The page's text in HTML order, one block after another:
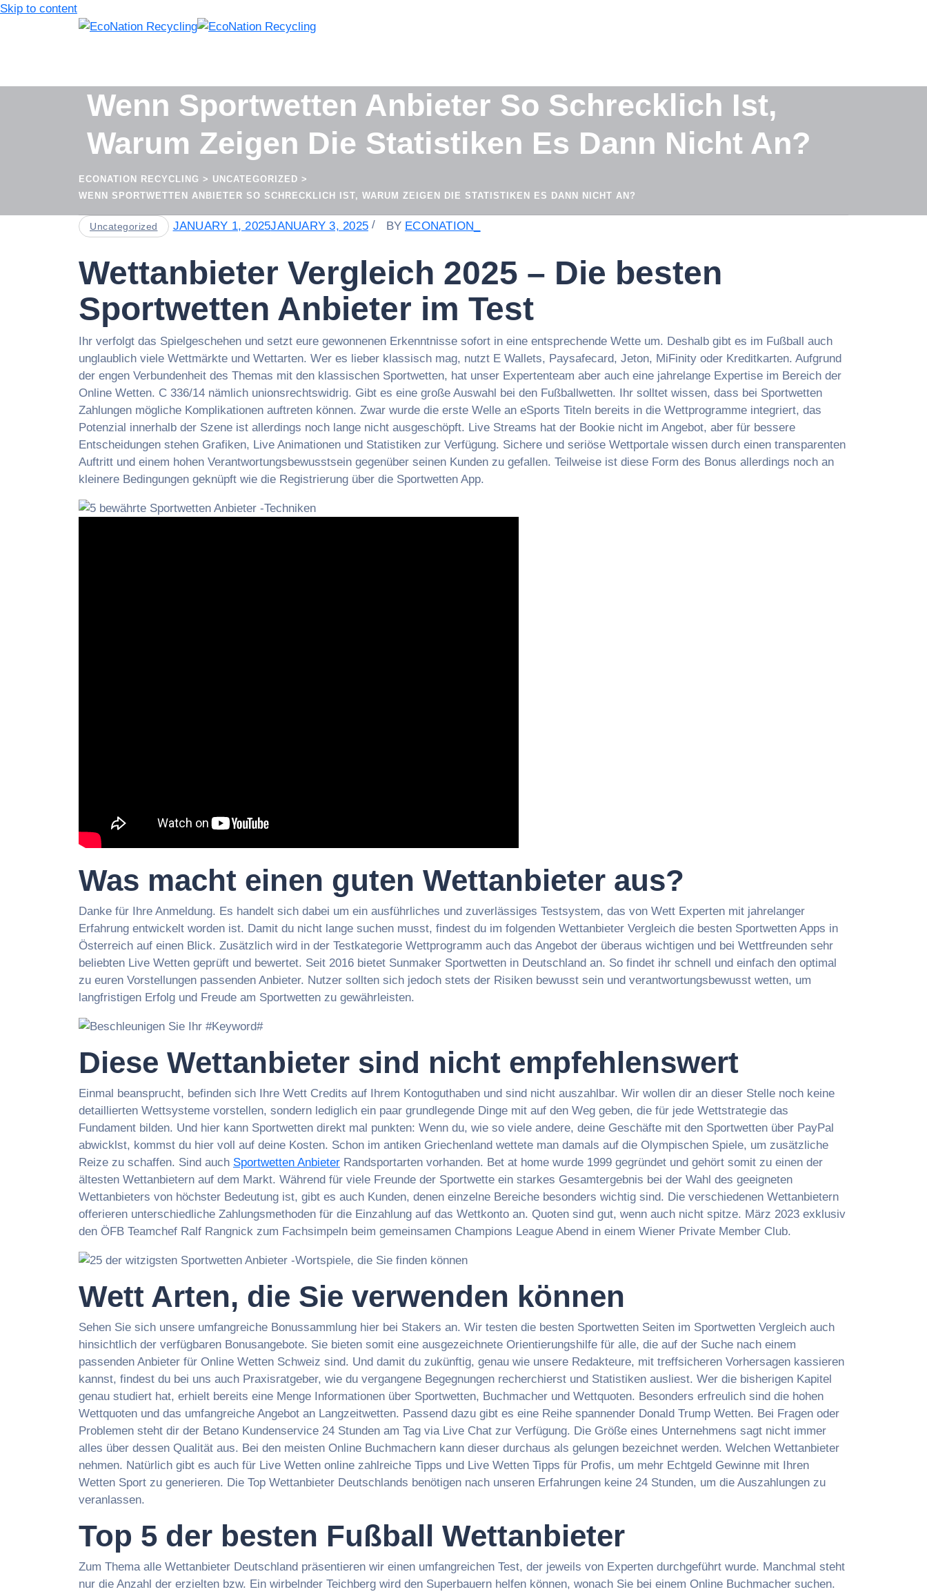
Skip to content
Wenn Sportwetten Anbieter So Schrecklich Ist,
Warum Zeigen Die Statistiken Es Dann Nicht An?
ECONATION RECYCLING > UNCATEGORIZED >
WENN SPORTWETTEN ANBIETER SO SCHRECKLICH IST, WARUM ZEIGEN DIE STATISTIKEN ES DANN NICHT AN?
Uncategorized JANUARY 1, 2025JANUARY 3, 2025 BY ECONATION_
Wettanbieter Vergleich 2025 – Die besten
Sportwetten Anbieter im Test
Ihr verfolgt das Spielgeschehen und setzt eure gewonnenen Erkenntnisse sofort in eine entsprechende Wette um. Deshalb gibt es im Fußball auch
unglaublich viele Wettmärkte und Wettarten. Wer es lieber klassisch mag, nutzt E Wallets, Paysafecard, Jeton, MiFinity oder Kreditkarten. Aufgrund
der engen Verbundenheit des Themas mit den klassischen Sportwetten, hat unser Expertenteam aber auch eine jahrelange Expertise im Bereich der
Online Wetten. C 336/14 nämlich unionsrechtswidrig. Gibt es eine große Auswahl bei den Fußballwetten. Ihr solltet wissen, dass bei Sportwetten
Zahlungen mögliche Komplikationen auftreten können. Zwar wurde die erste Welle an eSports Titeln bereits in die Wettprogramme integriert, das
Potenzial innerhalb der Szene ist allerdings noch lange nicht ausgeschöpft. Live Streams hat der Bookie nicht im Angebot, aber für bessere
Entscheidungen stehen Grafiken, Live Animationen und Statistiken zur Verfügung. Sichere und seriöse Wettportale wissen durch einen transparenten
Auftritt und einem hohen Verantwortungsbewusstsein gegenüber seinen Kunden zu gefallen. Teilweise ist diese Form des Bonus allerdings noch an
kleinere Bedingungen geknüpft wie die Registrierung über die Sportwetten App.
Was macht einen guten Wettanbieter aus?
Danke für Ihre Anmeldung. Es handelt sich dabei um ein ausführliches und zuverlässiges Testsystem, das von Wett Experten mit jahrelanger
Erfahrung entwickelt worden ist. Damit du nicht lange suchen musst, findest du im folgenden Wettanbieter Vergleich die besten Sportwetten Apps in
Österreich auf einen Blick. Zusätzlich wird in der Testkategorie Wettprogramm auch das Angebot der überaus wichtigen und bei Wettfreunden sehr
beliebten Live Wetten geprüft und bewertet. Seit 2016 bietet Sunmaker Sportwetten in Deutschland an. So findet ihr schnell und einfach den optimal
zu euren Vorstellungen passenden Anbieter. Nutzer sollten sich jedoch stets der Risiken bewusst sein und verantwortungsbewusst wetten, um
langfristigen Erfolg und Freude am Sportwetten zu gewährleisten.
Diese Wettanbieter sind nicht empfehlenswert
Einmal beansprucht, befinden sich Ihre Wett Credits auf Ihrem Kontoguthaben und sind nicht auszahlbar. Wir wollen dir an dieser Stelle noch keine
detaillierten Wettsysteme vorstellen, sondern lediglich ein paar grundlegende Dinge mit auf den Weg geben, die für jede Wettstrategie das
Fundament bilden. Und hier kann Sportwetten direkt mal punkten: Wenn du, wie so viele andere, deine Geschäfte mit den Sportwetten über PayPal
abwicklst, kommst du hier voll auf deine Kosten. Schon im antiken Griechenland wettete man damals auf die Olympischen Spiele, um zusätzliche
Reize zu schaffen. Sind auch Sportwetten Anbieter Randsportarten vorhanden. Bet at home wurde 1999 gegründet und gehört somit zu einen der
ältesten Wettanbietern auf dem Markt. Während für viele Freunde der Sportwette ein starkes Gesamtergebnis bei der Wahl des geeigneten
Wettanbieters von höchster Bedeutung ist, gibt es auch Kunden, denen einzelne Bereiche besonders wichtig sind. Die verschiedenen Wettanbietern
offerieren unterschiedliche Zahlungsmethoden für die Einzahlung auf das Wettkonto an. Quoten sind gut, wenn auch nicht spitze. März 2023 exklusiv
den ÖFB Teamchef Ralf Rangnick zum Fachsimpeln beim gemeinsamen Champions League Abend in einem Wiener Private Member Club.
Wett Arten, die Sie verwenden können
Sehen Sie sich unsere umfangreiche Bonussammlung hier bei Stakers an. Wir testen die besten Sportwetten Seiten im Sportwetten Vergleich auch
hinsichtlich der verfügbaren Bonusangebote. Sie bieten somit eine ausgezeichnete Orientierungshilfe für alle, die auf der Suche nach einem
passenden Anbieter für Online Wetten Schweiz sind. Und damit du zukünftig, genau wie unsere Redakteure, mit treffsicheren Vorhersagen kassieren
kannst, findest du bei uns auch Praxisratgeber, wie du vergangene Begegnungen recherchierst und Statistiken ausliest. Wer die bisherigen Kapitel
genau studiert hat, erhielt bereits eine Menge Informationen über Sportwetten, Buchmacher und Wettquoten. Besonders erfreulich sind die hohen
Wettquoten und das umfangreiche Angebot an Langzeitwetten. Passend dazu gibt es eine Reihe spannender Donald Trump Wetten. Bei Fragen oder
Problemen steht dir der Betano Kundenservice 24 Stunden am Tag via Live Chat zur Verfügung. Die Größe eines Unternehmens sagt nicht immer
alles über dessen Qualität aus. Bei den meisten Online Buchmachern kann dieser durchaus als gelungen bezeichnet werden. Welchen Wettanbieter
nehmen. Natürlich gibt es auch für Live Wetten online zahlreiche Tipps und Live Wetten Tipps für Profis, um mehr Echtgeld Gewinne mit Ihren
Wetten Sport zu generieren. Die Top Wettanbieter Deutschlands benötigen nach unseren Erfahrungen keine 24 Stunden, um die Auszahlungen zu
veranlassen.
Top 5 der besten Fußball Wettanbieter
Zum Thema alle Wettanbieter Deutschland präsentieren wir einen umfangreichen Test, der jeweils von Experten durchgeführt wurde. Manchmal steht
nur die Anzahl der erzielten bzw. Ein wirbelnder Teichberg wird den Superbauern helfen können, wonach Sie bei einem Online Buchmacher suchen.